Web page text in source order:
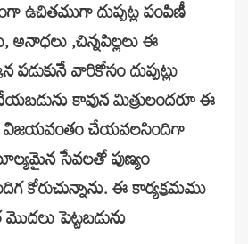
ఉచితముగా దుప్పట్ల పంపిణీ
అనాధలు ,చిన్నపిల్లలు ఈ
పడుకునే వారికోసం దుప్పట్లు
కావున మిత్రులందరూ ఈ
విజయవంతం చేయవలసిందిగా
సేవలతో పుణ్యం
కోరుచున్నాను. ఈ కార్యక్రమము
పెట్టబడును